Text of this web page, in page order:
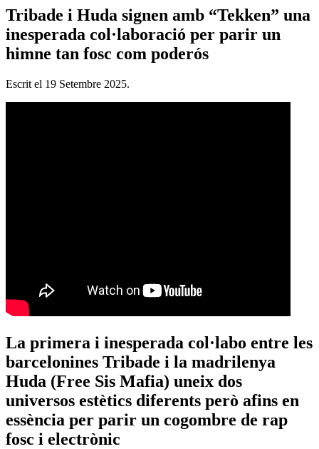
Tribade i Huda signen amb “Tekken” una
inesperada col·laboració per parir un
himne tan fosc com poderós
Escrit el 19 Setembre 2025.
La primera i inesperada col·labo entre les
barcelonines Tribade i la madrilenya
Huda (Free Sis Mafia) uneix dos
universos estètics diferents però afins en
essència per parir un cogombre de rap
fosc i electrònic